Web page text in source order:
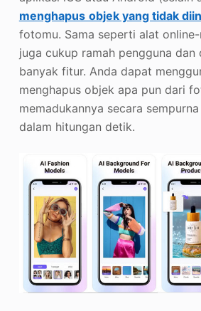
menghapus objek yang tidak
fotomu. Sama seperti alat
juga cukup ramah pengguna dan
banyak fitur. Anda dapat
menghapus objek apa pun dari
memadukannya secara
dalam hitungan detik.